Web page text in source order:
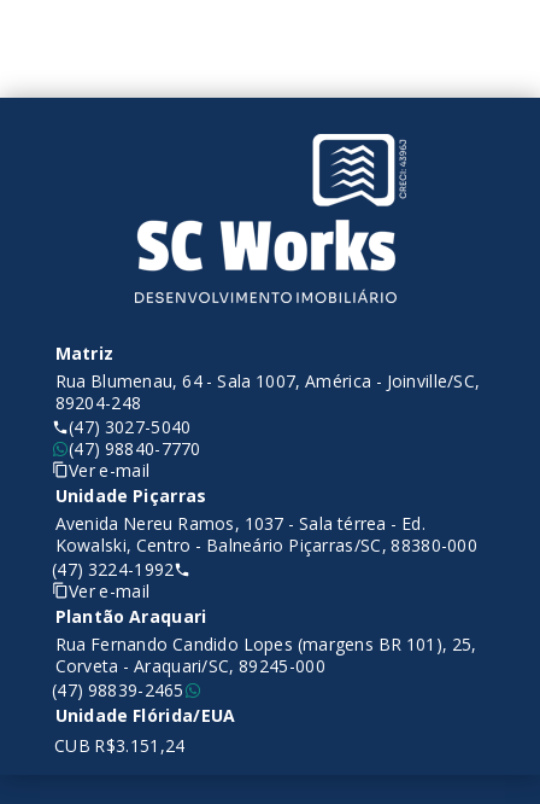
Matriz
Rua Blumenau, 64 - Sala 1007, América - Joinville/SC,
89204-248
(47) 3027-5040
(47) 98840-7770
Ver e-mail
Unidade Piçarras
Avenida Nereu Ramos, 1037 - Sala térrea - Ed.
Kowalski, Centro - Balneário Piçarras/SC, 88380-000
(47) 3224-1992
Ver e-mail
Plantão Araquari
Rua Fernando Candido Lopes (margens BR 101), 25,
Corveta - Araquari/SC, 89245-000
(47) 98839-2465
Unidade Flórida/EUA
CUB R$3.151,24